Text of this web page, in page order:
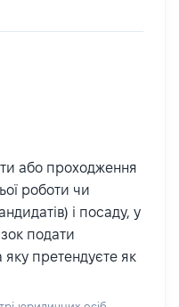
або проходження
роботи чи
і посаду, у
подати
претендуєте як